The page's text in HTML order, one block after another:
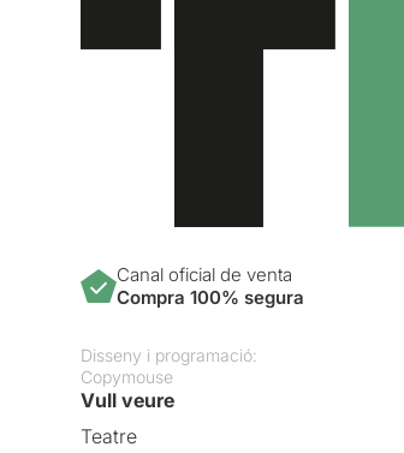
Canal oficial de venta
Compra 100% segura
Disseny i programació:
Copymouse
Vull veure
Teatre